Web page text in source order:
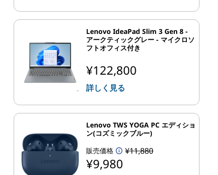
Lenovo IdeaPad Slim 3 Gen 8 -
アークティックグレー - マイクロソ
フトオフィス付き
¥122,800
詳しく見る
Lenovo TWS YOGA PC エディショ
ン(コズミックブルー)
販売価格
¥11,880
¥9,980